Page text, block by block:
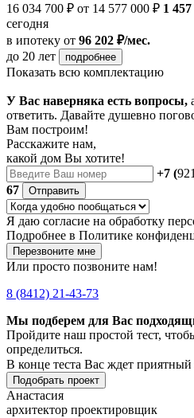
16 034 700 ₽ от 14 577 000 ₽ 1
сегодня
в ипотеку от 96 202 ₽/мес.
до 20 лет
подробнее
Показать всю комплектацию
У Вас наверняка есть вопросы,
ответить. Давайте душевно
Вам построим!
Расскажите нам,
какой дом Вы хотите!
+7 (
67
Отправить
Я даю согласие на обработку
Подробнее в Политике
Перезвоните мне
Или просто позвоните нам!
8 (8412) 21-43-73
Мы подберем для Вас
Пройдите наш простой тест,
определиться.
В конце теста Вас ждет
Подобрать проект
Анастасия
архитектор проектировщик